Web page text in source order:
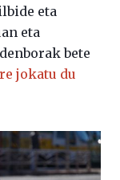
eta
eta
bete
jokatu du